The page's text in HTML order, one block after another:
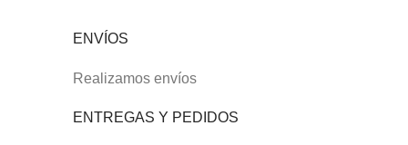
ENVÍOS
Realizamos envíos
ENTREGAS Y PEDIDOS